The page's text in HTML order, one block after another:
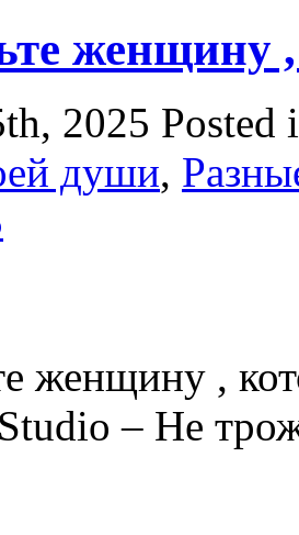
женщину ,
2025 Posted
души,
женщину ,
– Не